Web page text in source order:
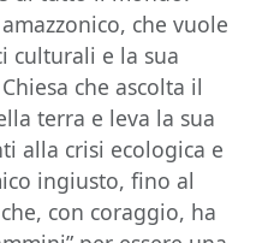
che vuole
culturali e la sua
che ascolta il
terra e leva la sua
alla crisi ecologica e
ingiusto, fino al
con coraggio, ha